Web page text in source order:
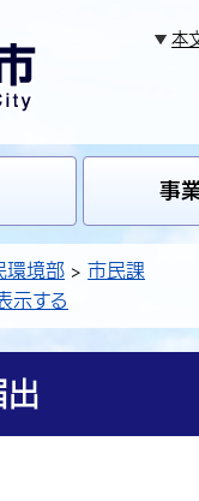
本
事
環境部
市民課
示する
出